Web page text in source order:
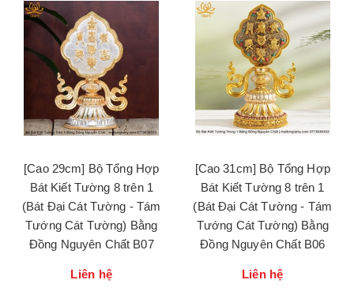
[Cao 29cm] Bộ Tổng Hợp
Bát Kiết Tường 8 trên 1
(Bát Đại Cát Tường - Tám
Tướng Cát Tường) Bằng
Đồng Nguyên Chất B07
Liên hệ
[Cao 31cm] Bộ Tổng Hợp
Bát Kiết Tường 8 trên 1
(Bát Đại Cát Tường - Tám
Tướng Cát Tường) Bằng
Đồng Nguyên Chất B06
Liên hệ